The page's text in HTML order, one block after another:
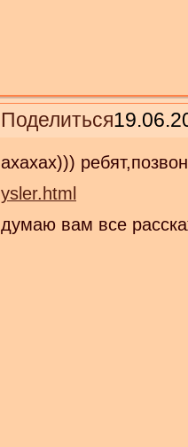
Поделиться
ахахах)))
ysler.html
думаю вам все